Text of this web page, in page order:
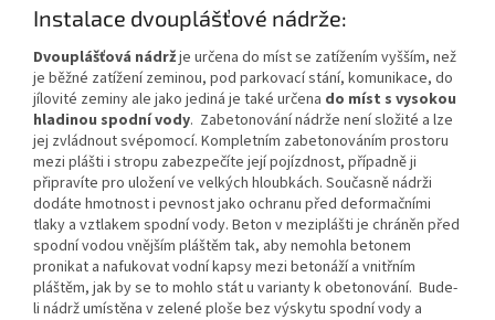
Instalace dvouplášťové nádrže:
Dvouplášťová nádržje určena do míst se zatížením vyšším, než
je běžné zatížení zeminou, pod parkovací stání, komunikace, do
jílovité zeminy ale jako jediná je také určena do míst s vysokou
hladinou spodní vody. Zabetonování nádrže není složité a lze
jej zvládnout svépomocí. Kompletním zabetonováním prostoru
mezi plášti i stropu zabezpečíte její pojízdnost, případně ji
připravíte pro uložení ve velkých hloubkách. Současně nádrži
dodáte hmotnost i pevnost jako ochranu před deformačními
tlaky a vztlakem spodní vody. Beton v meziplášti je chráněn před
spodní vodou vnějším pláštěm tak, aby nemohla betonem
pronikat a nafukovat vodní kapsy mezi betonáží a vnitřním
pláštěm, jak by se to mohlo stát u varianty k obetonování. Bude-
li nádrž umístěna v zelené ploše bez výskytu spodní vody a